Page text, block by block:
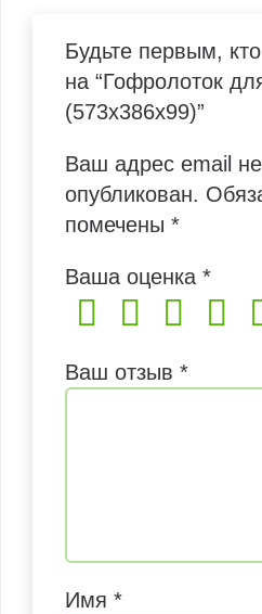
Будьте первым,
на “Гофролоток
(573x386x99)”
Ваш адрес email
опубликован.
помечены *
Ваша оценка *
Ваш отзыв *
Имя *